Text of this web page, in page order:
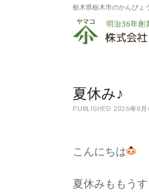
栃木県栃木市のかんぴょ
株
社
小
口
商
夏休み♪
PUBLISHED 2026年8月
こんにちは
夏休みももう